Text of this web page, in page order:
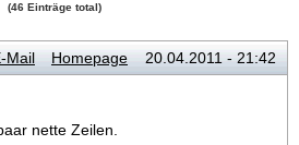
(46 Einträge total)
Mail Homepage 20.04.2011 - 21:42
nette Zeilen.